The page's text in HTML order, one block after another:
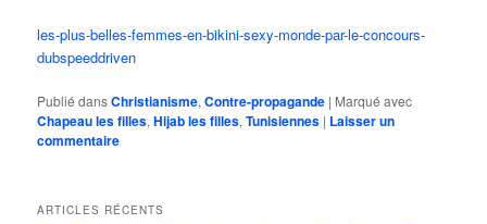
les-plus-belles-femmes-en-bikini-sexy-monde-par-le-concours-
dubspeeddriven
Publié dansChristianisme,Contre-propagande | Marqué avec
Chapeau les filles,Hijab les filles,Tunisiennes | Laisser un
commentaire
ARTICLES RÉCENTS